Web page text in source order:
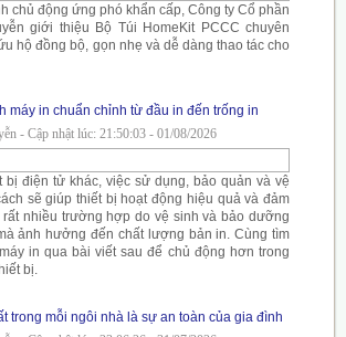
chủ động ứng phó khẩn cấp, Công ty Cổ phần
giới thiệu Bộ Túi HomeKit PCCC chuyên
hộ đồng bộ, gọn nhẹ và dễ dàng thao tác cho
máy in chuẩn chỉnh từ đầu in đến trống in
- Cập nhật lúc: 21:50:03 - 01/08/2026
bị điện tử khác, việc sử dụng, bảo quản và vệ
sẽ giúp thiết bị hoạt động hiệu quả và đảm
nhiều trường hợp do vệ sinh và bảo dưỡng
ảnh hưởng đến chất lượng bản in. Cùng tìm
in qua bài viết sau để chủ động hơn trong
bị.
trong mỗi ngôi nhà là sự an toàn của gia đình